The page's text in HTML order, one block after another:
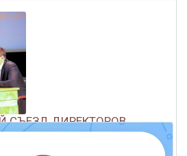
СЪЕЗД ДИРЕКТОРОВ